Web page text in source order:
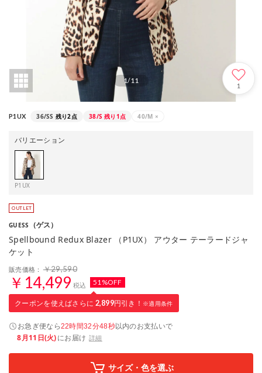
1/11
1
P1UX 36/SS 残り2点 38/S 残り1点 40/M ×
バリエーション
P1UX
GUESS （ゲス）
Spellbound Redux Blazer （P1UX） アウター テーラードジャ
ケット
販売価格： ￥29,590
￥14,499 税込 51%OFF
クーポンを使えばさらに 2,899円引き！ ※適用条件
お急ぎ便なら22時間32分47秒以内のお支払いで
8月11日(火)にお届け 詳細
サイズ・色を選ぶ